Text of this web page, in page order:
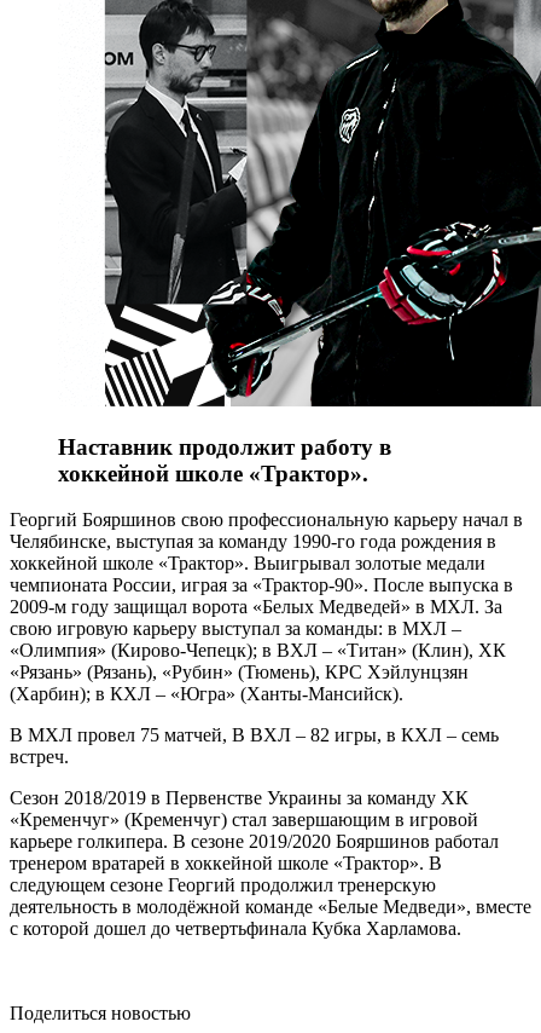
Наставник продолжит работу в
хоккейной школе «Трактор».
Георгий Бояршинов свою профессиональную карьеру начал в
Челябинске, выступая за команду 1990-го года рождения в
хоккейной школе «Трактор». Выигрывал золотые медали
чемпионата России, играя за «Трактор-90». После выпуска в
2009-м году защищал ворота «Белых Медведей» в МХЛ. За
свою игровую карьеру выступал за команды: в МХЛ –
«Олимпия» (Кирово-Чепецк); в ВХЛ – «Титан» (Клин), ХК
«Рязань» (Рязань), «Рубин» (Тюмень), КРС Хэйлунцзян
(Харбин); в КХЛ – «Югра» (Ханты-Мансийск).
В МХЛ провел 75 матчей, В ВХЛ – 82 игры, в КХЛ – семь
встреч.
Сезон 2018/2019 в Первенстве Украины за команду ХК
«Кременчуг» (Кременчуг) стал завершающим в игровой
карьере голкипера. В сезоне 2019/2020 Бояршинов работал
тренером вратарей в хоккейной школе «Трактор». В
следующем сезоне Георгий продолжил тренерскую
деятельность в молодёжной команде «Белые Медведи», вместе
с которой дошел до четвертьфинала Кубка Харламова.
Поделиться новостью